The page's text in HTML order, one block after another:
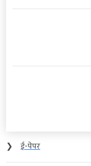
❯
ई-पेपर